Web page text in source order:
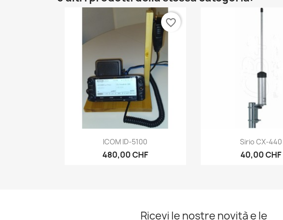
Anteprima
ICOM ID-5100
480,00 CHF
favorite_border
Anteprima
Sirio CX-440
40,00 CHF
Ricevi le nostre novità e le